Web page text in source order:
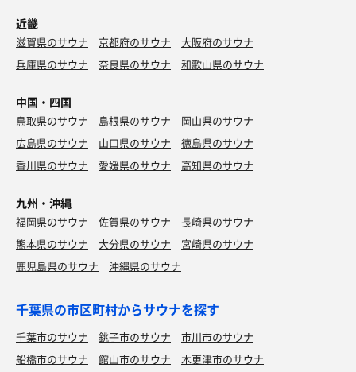
近畿
滋賀県のサウナ 京都府のサウナ
大阪府のサウナ
兵庫県のサウナ
奈良県のサウナ 和歌山県のサウナ
中国・四国
鳥取県のサウナ 島根県のサウナ
岡山県のサウナ
広島県のサウナ
山口県のサウナ
徳島県のサウナ
香川県のサウナ
愛媛県のサウナ 高知県のサウナ
九州・沖縄
福岡県のサウナ 佐賀県のサウナ
長崎県のサウナ
熊本県のサウナ
大分県のサウナ
宮崎県のサウナ
鹿児島県のサウナ
沖縄県のサウナ
千葉県の市区町村からサウナを探す
千葉市のサウナ 銚子市のサウナ
市川市のサウナ
船橋市のサウナ
館山市のサウナ
木更津市のサウナ